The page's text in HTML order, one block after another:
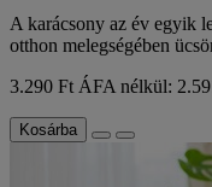
A karácsony az év egyik
otthon melegségében
3.290 Ft ÁFA nélkül:
Kosárba